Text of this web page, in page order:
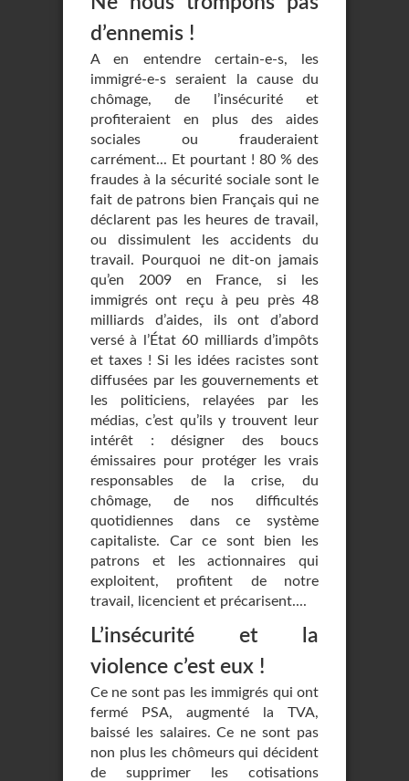
d’ennemis !
A en entendre certain-e-s, les
immigré-e-s seraient la cause du
chômage, de l’insécurité et
profiteraient en plus des aides
sociales ou frauderaient
carrément... Et pourtant ! 80 % des
fraudes à la sécurité sociale sont le
fait de patrons bien Français qui ne
déclarent pas les heures de travail,
ou dissimulent les accidents du
travail. Pourquoi ne dit-on jamais
qu’en 2009 en France, si les
immigrés ont reçu à peu près 48
milliards d’aides, ils ont d’abord
versé à l’État 60 milliards d’impôts
et taxes ! Si les idées racistes sont
diffusées par les gouvernements et
les politiciens, relayées par les
médias, c’est qu’ils y trouvent leur
intérêt : désigner des boucs
émissaires pour protéger les vrais
responsables de la crise, du
chômage, de nos difficultés
quotidiennes dans ce système
capitaliste. Car ce sont bien les
patrons et les actionnaires qui
exploitent, profitent de notre
travail, licencient et précarisent....
L’insécurité et la
violence c’est eux !
Ce ne sont pas les immigrés qui ont
fermé PSA, augmenté la TVA,
baissé les salaires. Ce ne sont pas
non plus les chômeurs qui décident
de supprimer les cotisations